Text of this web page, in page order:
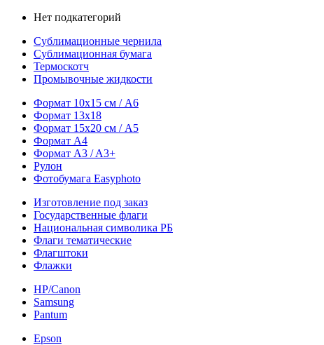
Нет подкатегорий
Сублимационные чернила
Сублимационная бумага
Термоскотч
Промывочные жидкости
Формат 10х15 см / A6
Формат 13х18
Формат 15х20 см / A5
Формат А4
Формат A3 / A3+
Рулон
Фотобумага Easyphoto
Изготовление под заказ
Государственные флаги
Национальная символика РБ
Флаги тематические
Флагштоки
Флажки
HP/Canon
Samsung
Pantum
Epson